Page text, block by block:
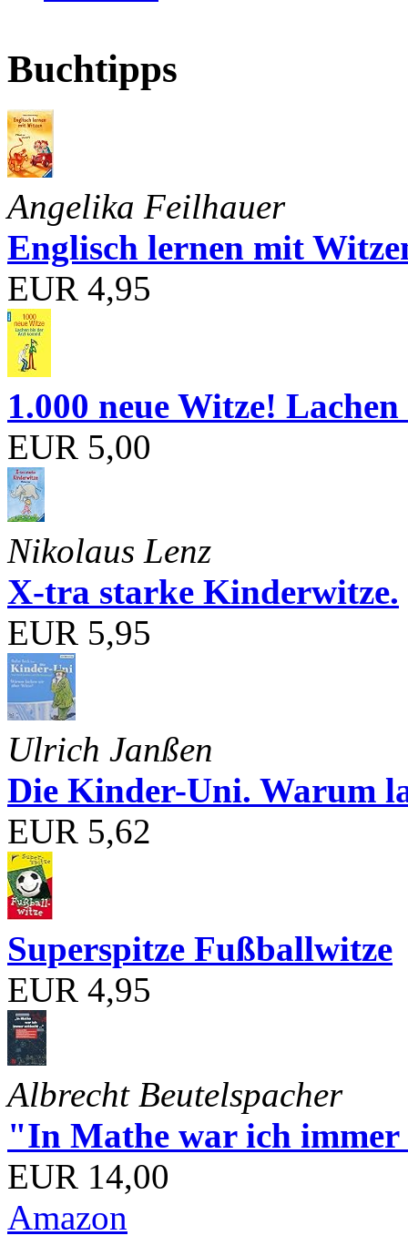
Buchtipps
Angelika Feilhauer
Englisch lernen mit
EUR 4,95
1.000 neue Witze!
EUR 5,00
Nikolaus Lenz
X-tra starke Kinderwitze.
EUR 5,95
Ulrich Janßen
Die Kinder-Uni. Warum
EUR 5,62
Superspitze Fußballwitze
EUR 4,95
Albrecht Beutelspacher
"In Mathe war ich immer
EUR 14,00
Amazon